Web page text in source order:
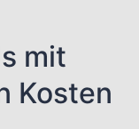
mit
Kosten